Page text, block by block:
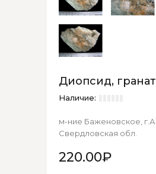
Диопсид,
Наличие:
м-ние Баженовское,
Свердловская обл.
220.00₽